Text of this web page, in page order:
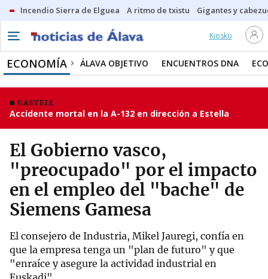
Incendio Sierra de Elguea A ritmo de txistu Gigantes y
Kiosko
ECONOMÍA ÁLAVA OBJETIVO ENCUENTROS DNA
GASTEIZ
Accidente mortal en la A-132 en dirección a Estella
El Gobierno vasco,
"preocupado" por el impacto
en el empleo del "bache" de
Siemens Gamesa
El consejero de Industria, Mikel Jauregi, confía en
que la empresa tenga un "plan de futuro" y que
"enraíce y asegure la actividad industrial en